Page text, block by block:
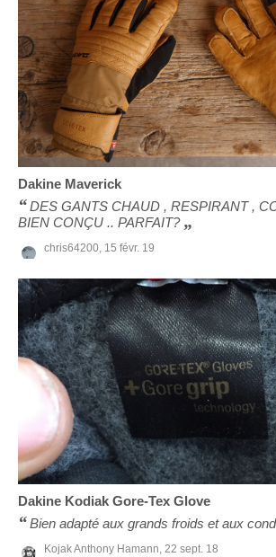
Dakine Maverick
DES GANTS CHAUD , RESPIRANT ,
BIEN CONÇU .. PARFAIT?
chris64200, 15 févr. 19
Dakine Kodiak Gore-Tex Glove
Bien adapté aux grands froids et aux
Kojak Anthony Hamann, 22 sept. 18